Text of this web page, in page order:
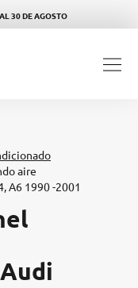
30 DE AGOSTO
aire
A6 1990 -2001